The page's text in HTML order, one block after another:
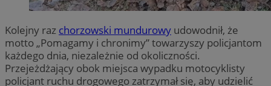
Kolejny raz chorzowski mundurowy udowodnił, że
motto „Pomagamy i chronimy” towarzyszy policjantom
każdego dnia, niezależnie od okoliczności.
Przejeżdżający obok miejsca wypadku motocyklisty
policjant ruchu drogowego zatrzymał się, aby udzielić